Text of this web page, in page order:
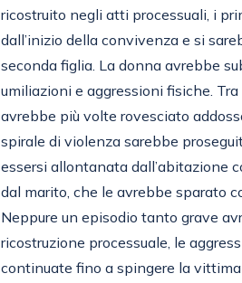
ricostruito negli atti processuali, i
dall’inizio della convivenza e si
seconda figlia. La donna avrebbe
umiliazioni e aggressioni fisiche.
avrebbe più volte rovesciato
spirale di violenza sarebbe
essersi allontanata dall’abitazione
dal marito, che le avrebbe sparato
Neppure un episodio tanto grave
ricostruzione processuale, le
continuate fino a spingere la